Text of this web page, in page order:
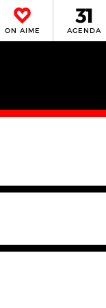
ON AIME AGENDA